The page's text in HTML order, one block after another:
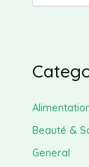
Beauté &
General